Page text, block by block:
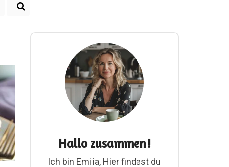
Hallo zusammen!
Ich bin Emilia, Hier findest du